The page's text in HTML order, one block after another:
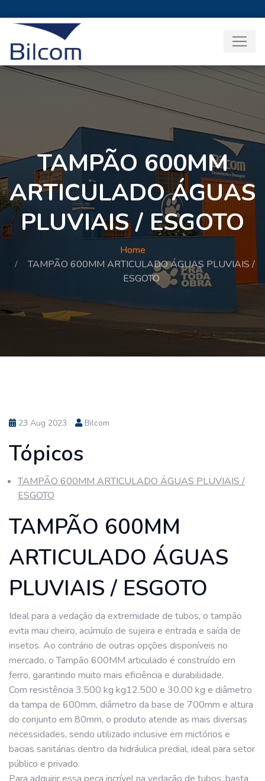
TAMPÃO 600MM
ARTICULADO ÁGUAS
PLUVIAIS / ESGOTO
Home
TAMPÃO 600MM ARTICULADO ÁGUAS PLUVIAIS /
ESGOTO
23 Aug 2023 Bilcom
Tópicos
TAMPÃO 600MM ARTICULADO ÁGUAS PLUVIAIS /
ESGOTO
TAMPÃO 600MM
ARTICULADO ÁGUAS
PLUVIAIS / ESGOTO
Ideal para a vedação da extremidade de tubos, o tampão
evita mau cheiro, acúmulo de sujeira e entrada e saída de
insetos. Ao contrário de outras opções disponíveis no
mercado, o Tampão 600MM articulado é construído em
ferro, garantindo muito mais eficiência e durabilidade.
Com resistência 3.500 kg kg12.500 e 30.00 kg e diâmetro
da tampa de 600mm, diâmetro da base de 700mm e altura
do conjunto em 80mm, o produto atende as mais diversas
necessidades, sendo utilizado inclusive em mictórios e
bacias sanitárias dentro da hidráulica predial, ideal para setor
público e privado.